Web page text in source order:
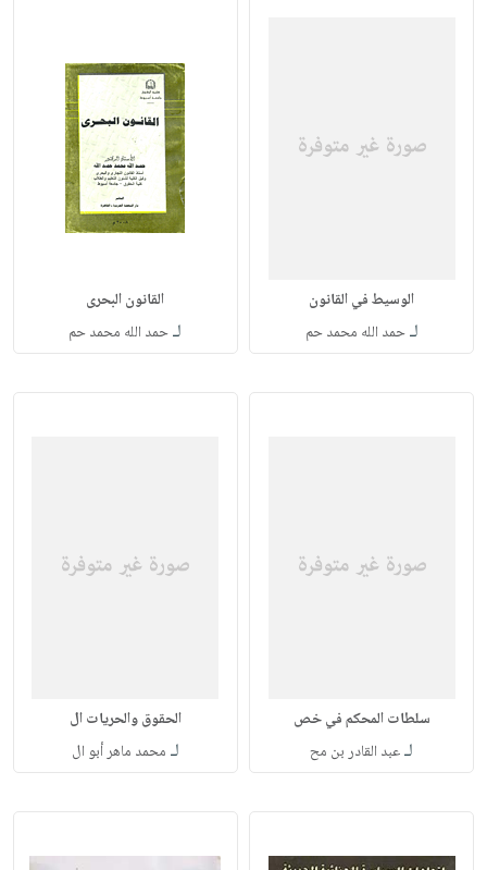
الوسيط في القانون
لـحمد الله محمد حم
القانون البحرى
لـحمد الله محمد حم
سلطات المحكم في خص
لـعبد القادر بن مح
الحقوق والحريات ال
لـ محمد ماهر أبو ال